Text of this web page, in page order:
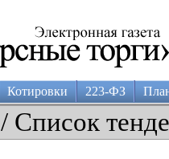
Котировки 223-ФЗ
/ Список